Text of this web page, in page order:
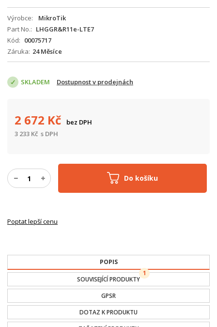
Výrobce
MikroTik
Part No.
LHGGR&R11e-LTE7
Kód
00075717
Záruka 24 Měsíce
SKLADEM Dostupnost v prodejnách
Do košíku
2 672 Kč
bez DPH
3 233 Kč s DPH
Poptat lepší cenu
POPIS
SOUVISEJÍCÍ PRODUKTY
1
GPSR
DOTAZ K PRODUKTU